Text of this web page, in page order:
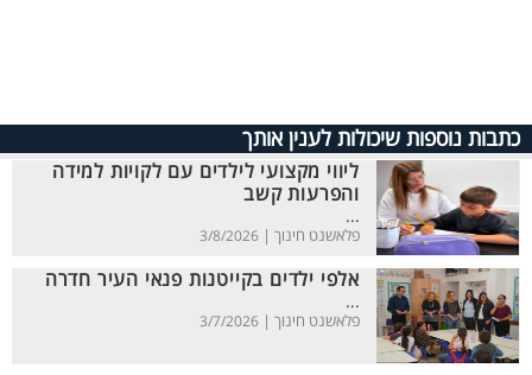
כתבות נוספות שיכולות לענין אותך
ליווי מקצועי לילדים עם לקויות למידה
והפרעות קשב
...
פלאשנט חינוך | 3/8/2026
אלפי ילדים בקייטנות פנאי העיר חדרה
...
פלאשנט חינוך | 3/7/2026